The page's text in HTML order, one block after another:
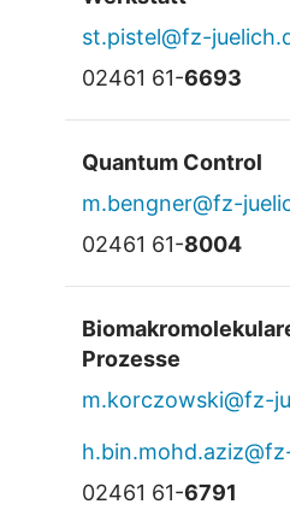
st.pistel@fz-
02461 61-6693
Quantum Control
m.bengner@fz-
02461 61-8004
Prozesse
m.korczowski@fz-
02461 61-6791